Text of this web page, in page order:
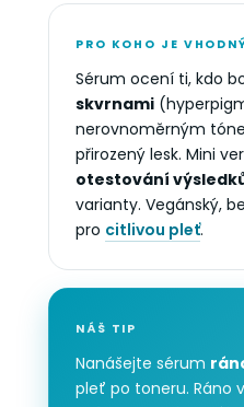
PRO KOHO JE
Sérum ocení ti, kdo
skvrnami
nerovnoměrným
přirozený lesk. Mini
otestování
varianty. Vegánský,
pro citlivou pleť.
NÁŠ TIP
Nanášejte sérum
pleť po toneru. Ráno